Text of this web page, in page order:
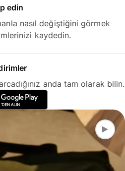
edin
nasıl değiştiğini görmek
kaydedin.
anda tam olarak bilin.